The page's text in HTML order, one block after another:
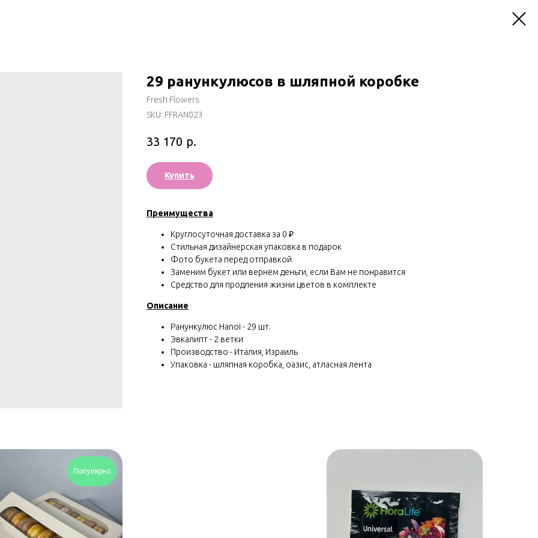
29 ранункулюсов в шляпной коробке
Fresh Flowers
SKU: FFRAN023
33 170 р.
Купить
Преимущества
Круглосуточная доставка за 0 ₽
Стильная дизайнерская упаковка в подарок
Фото букета перед отправкой
Заменим букет или вернём деньги, если Вам не понравится
Средство для продления жизни цветов в комплекте
Описание
Ранункулюс Hanoi - 29 шт.
Эвкалипт - 2 ветки
Производство - Италия, Израиль
Упаковка - шляпная коробка, оазис, атласная лента
Популярно